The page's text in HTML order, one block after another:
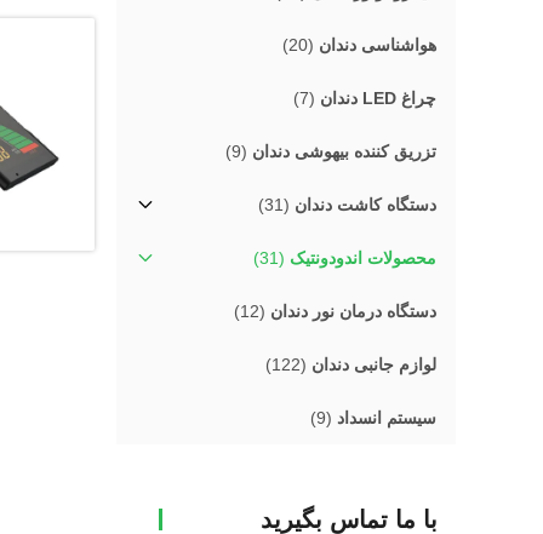
هواشناسی دندان (20)
چراغ LED دندان (7)
تزریق کننده بیهوشی دندان (9)
دستگاه کاشت دندان (31)
محصولات اندودونتیک (31)
دستگاه درمان نور دندان (12)
لوازم جانبی دندان (122)
سیستم انسداد (9)
با ما تماس بگیرید